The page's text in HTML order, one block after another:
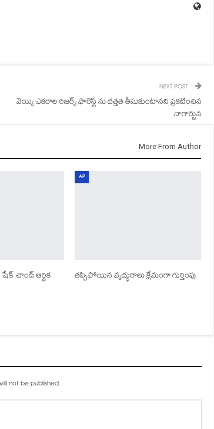
NEXT POST
వెయ్యి ఎకరాల రిజర్వ్ ఫారెస్ట్ ను దత్తత తీసుకుంటానని ప్రకటించిన
నాగార్జున
More From Author
షేక్ చాంద్ ఆర్థిక
AP
తప్పిపోయిన వృద్ధురాలు క్షేమంగా గుర్తింపు
not be published.